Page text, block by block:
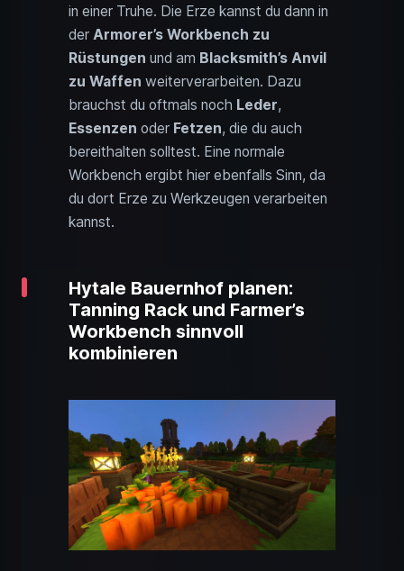
in einer Truhe. Die Erze kannst du dann in
der Armorer’s Workbench zu
Rüstungen und am Blacksmith’s Anvil
zu Waffen weiterverarbeiten. Dazu
brauchst du oftmals noch Leder,
Essenzen oder Fetzen, die du auch
bereithalten solltest. Eine normale
Workbench ergibt hier ebenfalls Sinn, da
du dort Erze zu Werkzeugen verarbeiten
kannst.
Hytale Bauernhof planen:
Tanning Rack und Farmer’s
Workbench sinnvoll
kombinieren